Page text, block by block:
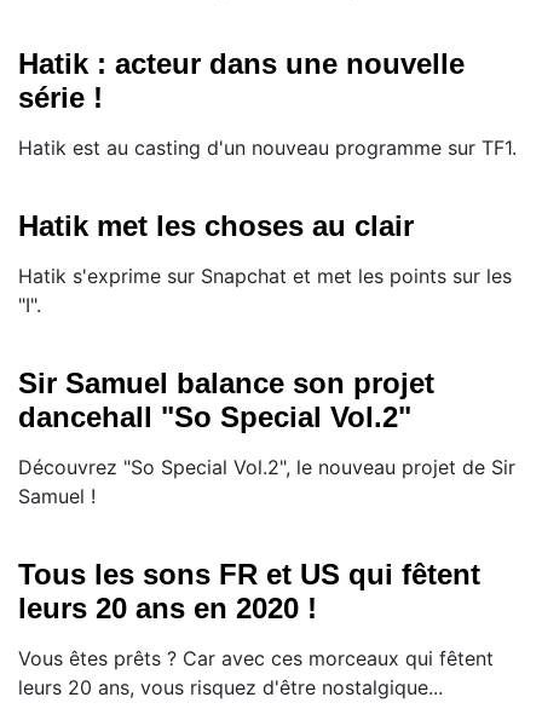
Hatik : acteur dans une nouvelle
série !
Hatik est au casting d'un nouveau programme sur TF1.
Hatik met les choses au clair
Hatik s'exprime sur Snapchat et met les points sur les
"I".
Sir Samuel balance son projet
dancehall "So Special Vol.2"
Découvrez "So Special Vol.2", le nouveau projet de Sir
Samuel !
Tous les sons FR et US qui fêtent
leurs 20 ans en 2020 !
Vous êtes prêts ? Car avec ces morceaux qui fêtent
leurs 20 ans, vous risquez d'être nostalgique...